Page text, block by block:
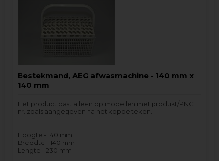
Bestekmand, AEG afwasmachine - 140 mm x
140 mm
Het product past alleen op modellen met produkt/PNC
nr. zoals aangegeven na het koppelteken.
Hoogte - 140 mm
Breedte - 140 mm
Lengte - 230 mm